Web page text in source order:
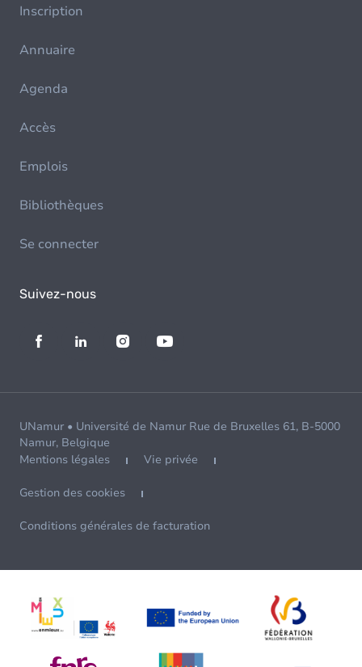
Inscription
Annuaire
Agenda
Accès
Emplois
Bibliothèques
Se connecter
Suivez-nous
UNamur • Université de Namur Rue de Bruxelles 61, B-5000
Namur, Belgique
Mentions légales
Vie privée
Gestion des cookies
Conditions générales de facturation